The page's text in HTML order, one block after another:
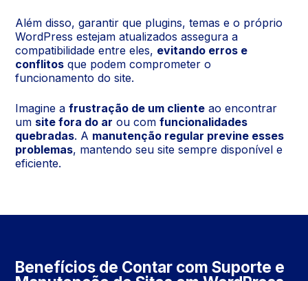
Além disso, garantir que plugins, temas e o próprio
WordPress estejam atualizados assegura a
compatibilidade entre eles, evitando erros e
conflitos que podem comprometer o
funcionamento do site.
Imagine afrustração de um cliente ao encontrar
um site fora do ar ou comfuncionalidades
quebradas. A manutenção regular previne esses
problemas, mantendo seu site sempre disponível e
eficiente.
Benefícios de Contar com Suporte e